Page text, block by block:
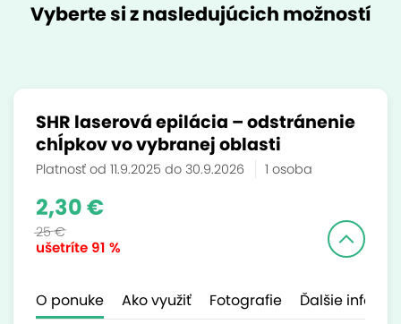
Vyberte si z nasledujúcich možností
SHR laserová epilácia – odstránenie
chĺpkov vo vybranej oblasti
Platnosť od 11.9.2025 do 30.9.2026 1 osoba
ušetríte 91 %
2,30 €
25 €
O ponuke Ako využiť Fotografie Ďalšie